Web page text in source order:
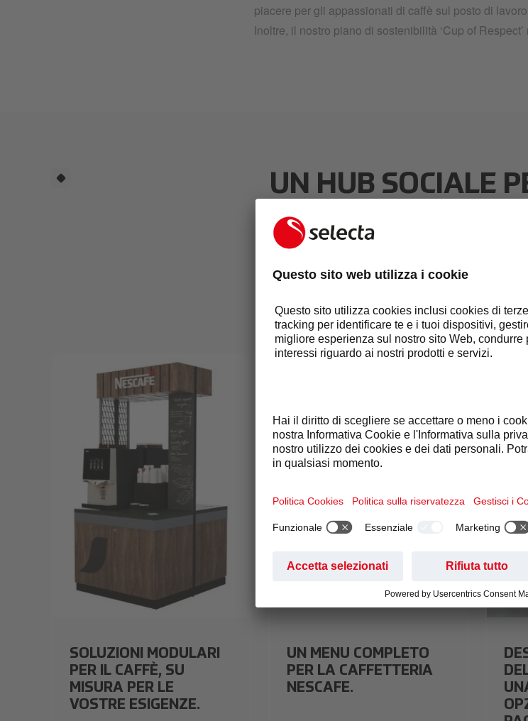
piacere per gli appassionati di caffè sul posto di
Inoltre, il nostro piano di sostenibilità ‘Cup of
UN HUB SOCIALE
DI LAVORO
Aumenta la collaborazione e la produttività del
self-service.
SOLUZIONI MODULARI
PER IL CAFFÈ, SU
MISURA PER LE
VOSTRE ESIGENZE.
UN MENU COMPLETO
PER LA CAFFETTERIA
NESCAFE.